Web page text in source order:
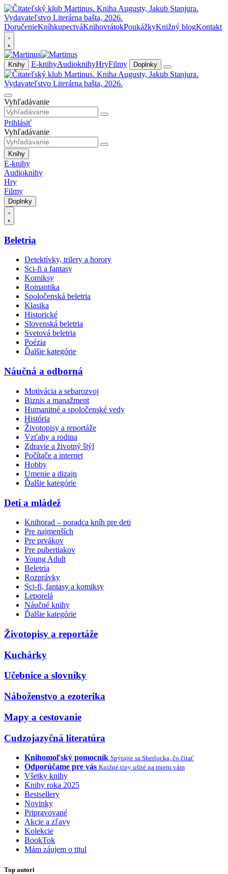
DoručenieKníhkupectváKnihovrátokPoukážkyKnižný blogKontakt
Knihy E-knihyAudioknihyHryFilmy Doplnky
Vyhľadávanie
Prihlásiť
Vyhľadávanie
Knihy
E-knihy
Audioknihy
Hry
Filmy
Doplnky
Beletria
Detektívky, trilery a horory
Sci-fi a fantasy
Komiksy
Romantika
Spoločenská beletria
Klasika
Historické
Slovenská beletria
Svetová beletria
Poézia
Ďalšie kategórie
Náučná a odborná
Motivácia a sebarozvoj
Biznis a manažment
Humanitné a spoločenské vedy
História
Životopisy a reportáže
Vzťahy a rodina
Zdravie a životný štýl
Počítače a internet
Hobby
Umenie a dizajn
Ďalšie kategórie
Deti a mládež
Knihorad – poradca kníh pre deti
Pre najmenších
Pre prvákov
Pre pubertiakov
Young Adult
Beletria
Rozprávky
Sci-fi, fantasy a komiksy
Leporelá
Náučné knihy
Ďalšie kategórie
Životopisy a reportáže
Kuchárky
Učebnice a slovníky
Náboženstvo a ezoterika
Mapy a cestovanie
Cudzojazyčná literatúra
Knihomoľský pomocník Spýtajte sa Sherlocka, čo čítať
Odporúčame pre vás Knižné tipy ušité na mieru vám
Všetky knihy
Knihy roka 2025
Bestsellery
Novinky
Pripravované
Akcie a zľavy
Kolekcie
BookTok
Mám záujem o titul
Top autori